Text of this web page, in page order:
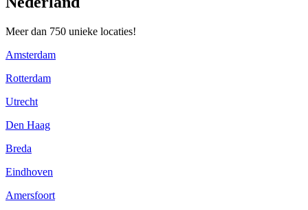
Meer dan 750 unieke locaties!
Amsterdam
Rotterdam
Utrecht
Den Haag
Breda
Eindhoven
Amersfoort